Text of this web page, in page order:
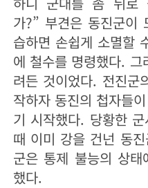
가?” 부견은 동진군이
습하면 손쉽게 소멸할
에 철수를 명령했다.
려든 것이었다. 전진군
작하자 동진의 첩자들
기 시작했다. 당황한
때 이미 강을 건넌 동
군은 통제 불능의 상
했다.